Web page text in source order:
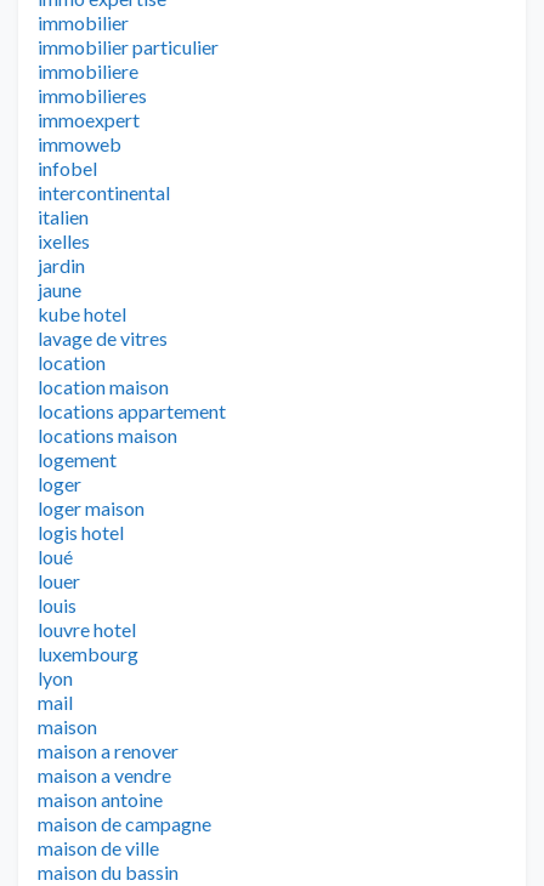
immobilier
immobilier particulier
immobiliere
immobilieres
immoexpert
immoweb
infobel
intercontinental
italien
ixelles
jardin
jaune
kube hotel
lavage de vitres
location
location maison
locations appartement
locations maison
logement
loger
loger maison
logis hotel
loué
louer
louis
louvre hotel
luxembourg
lyon
mail
maison
maison a renover
maison a vendre
maison antoine
maison de campagne
maison de ville
maison du bassin